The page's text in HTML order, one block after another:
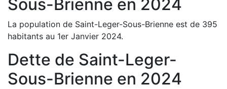
Sous-Brienne en 2024
La population de Saint-Leger-Sous-Brienne est de 395
habitants au 1er Janvier 2024.
Dette de Saint-Leger-
Sous-Brienne en 2024